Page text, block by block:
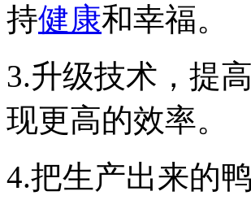
持健康和幸福。
3.升级技术，提
现更高的效率。
4.把生产出来的